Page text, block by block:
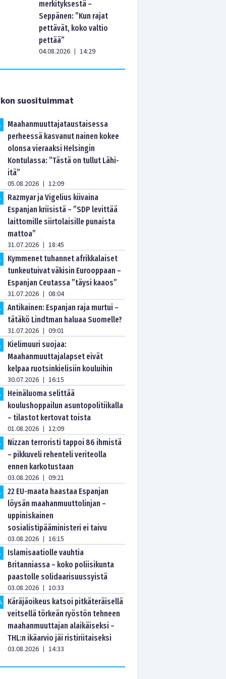
merkityksestä –
Seppänen: ”Kun rajat
pettävät, koko valtio
pettää”
04.08.2026 | 14:29
suosituimmat
Maahanmuuttajataustaisessa
perheessä kasvanut nainen kokee
olonsa vieraaksi Helsingin
Kontulassa: ”Tästä on tullut Lähi-
itä”
05.08.2026 | 12:09
Razmyar ja Vigelius kiivaina
Espanjan kriisistä – ”SDP levittää
laittomille siirtolaisille punaista
mattoa”
31.07.2026 | 18:45
.
Kymmenet tuhannet afrikkalaiset
tunkeutuivat väkisin Eurooppaan –
Espanjan Ceutassa ”täysi kaaos”
31.07.2026 | 08:04
Antikainen: Espanjan raja murtui –
tätäkö Lindtman haluaa Suomelle?
31.07.2026 | 09:01
Kielimuuri suojaa:
Maahanmuuttajalapset eivät
kelpaa ruotsinkielisiin kouluihin
30.07.2026 | 16:15
Heinäluoma selittää
koulushoppailun asuntopolitiikalla
– tilastot kertovat toista
01.08.2026 | 12:09
Nizzan terroristi tappoi 86 ihmistä
– pikkuveli rehenteli veriteolla
ennen karkotustaan
03.08.2026 | 09:21
22 EU-maata haastaa Espanjan
löysän maahanmuuttolinjan –
uppiniskainen
sosialistipääministeri ei taivu
03.08.2026 | 16:15
Islamisaatiolle vauhtia
Britanniassa – koko poliisikunta
paastolle solidaarisuussyistä
03.08.2026 | 10:33
.
Käräjäoikeus katsoi pitkäteräisellä
veitsellä törkeän ryöstön tehneen
maahanmuuttajan alaikäiseksi –
THL:n ikäarvio jäi ristiriitaiseksi
03.08.2026 | 14:33